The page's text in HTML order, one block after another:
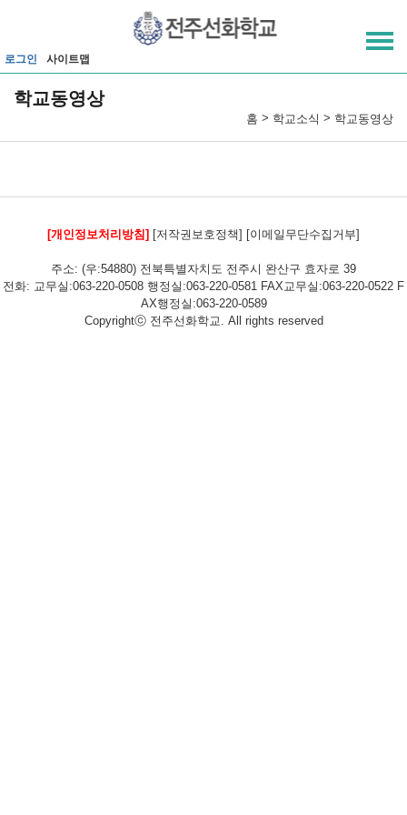
로그인 사이트맵
학교동영상
홈 > 학교소식 > 학교동영상
[개인정보처리방침] [저작권보호정책] [이메일무단수집거부]
주소: (우:54880) 전북특별자치도 전주시 완산구 효자로 39
전화: 교무실:063-220-0508 행정실:063-220-0581 FAX교무실:063-220-0522 F
AX행정실:063-220-0589
Copyrightⓒ 전주선화학교. All rights reserved